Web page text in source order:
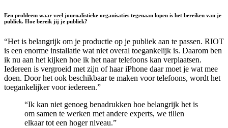
Een probleem waar veel journalistieke organisaties tegenaan lopen is het bereiken van je
publiek. Hoe bereik jij je publiek?
“Het is belangrijk om je productie op je publiek aan te passen. RIOT
is een enorme installatie wat niet overal toegankelijk is. Daarom ben
ik nu aan het kijken hoe ik het naar telefoons kan verplaatsen.
Iedereen is vergroeid met zijn of haar iPhone daar moet je wat mee
doen. Door het ook beschikbaar te maken voor telefoons, wordt het
toegankelijker voor iedereen.”
“Ik kan niet genoeg benadrukken hoe belangrijk het is
om samen te werken met andere experts, we tillen
elkaar tot een hoger niveau.”